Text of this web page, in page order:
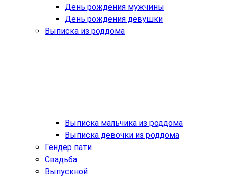
День рождения мужчины
День рождения девушки
Выписка из роддома
Выписка мальчика из роддома
Выписка девочки из роддома
Гендер пати
Свадьба
Выпускной